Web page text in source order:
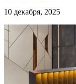
10 декабря, 2025